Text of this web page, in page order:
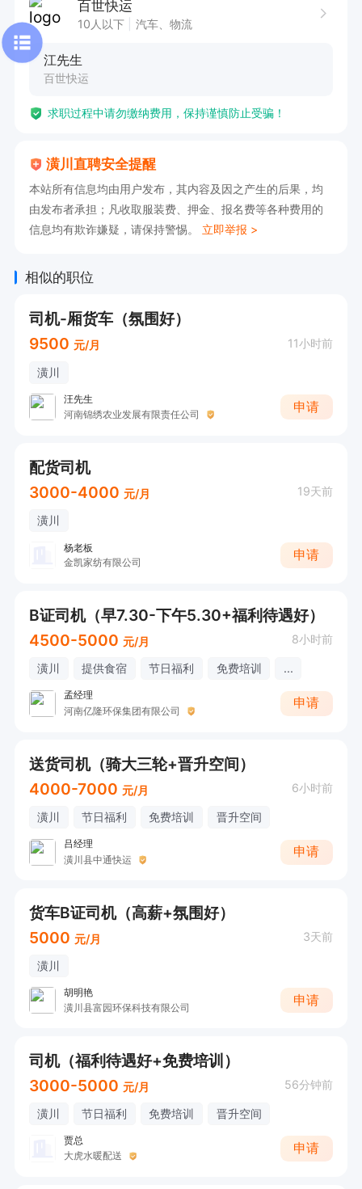
百世快运
10人以下 汽车、物流
江先生
百世快运
求职过程中请勿缴纳费用，保持谨慎防止受骗！
潢川直聘安全提醒
本站所有信息均由用户发布，其内容及因之产生的后果，均
由发布者承担；凡收取服装费、押金、报名费等各种费用的
信息均有欺诈嫌疑，请保持警惕。 立即举报 >
相似的职位
司机-厢货车（氛围好）
9500 元/月 11小时前
潢川
汪先生
河南锦绣农业发展有限责任公司
申请
配货司机
3000-4000 元/月 19天前
潢川
杨老板
金凯家纺有限公司
申请
B证司机（早7.30-下午5.30+福利待遇好）
4500-5000 元/月 8小时前
潢川 提供食宿 节日福利 免费培训 ...
孟经理
河南亿隆环保集团有限公司
申请
送货司机（骑大三轮+晋升空间）
4000-7000 元/月 6小时前
潢川 节日福利 免费培训 晋升空间
吕经理
潢川县中通快运
申请
货车B证司机（高薪+氛围好）
5000 元/月 3天前
潢川
胡明艳
潢川县富园环保科技有限公司
申请
司机（福利待遇好+免费培训）
3000-5000 元/月 56分钟前
潢川 节日福利 免费培训 晋升空间
贾总
大虎水暖配送
申请